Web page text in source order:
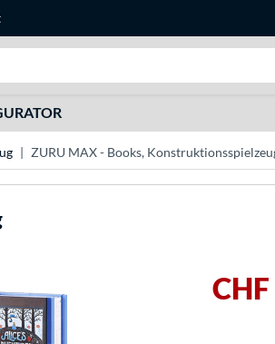
ZURU MAX - Books,